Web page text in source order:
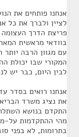
אנחנו פותחים את
לציין ולברך את כל
פריצת הדרך
בוודאי מראשית
עם מגוון הרבה
המקורי שבו יכולת
לבין היום, כבר יש
אנחנו רואים בסדר
את נציג משרד
התקדם בנושא
מהי ההתקדמות על-
בתרומות, לא בפני